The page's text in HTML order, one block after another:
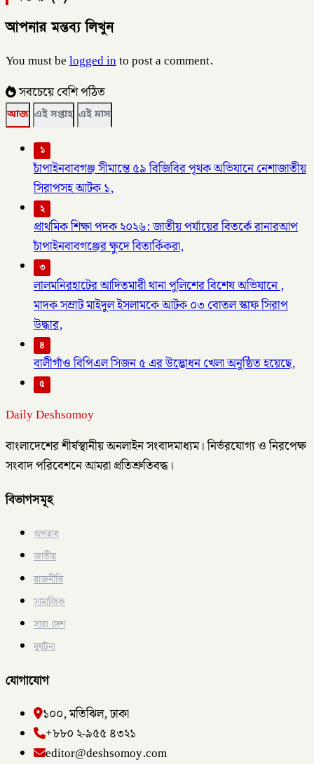
আপনার মন্তব্য লিখুন
You must belogged into post a comment.
সবচেয়ে বেশি পঠিত
আজ এই সপ্তাহ এই মাস
১
চাঁপাইনবাবগঞ্জ সীমান্তে ৫৯ বিজিবির পৃথক অভিযানে নেশাজাতীয়
সিরাপসহ আটক ১,
২
প্রাথমিক শিক্ষা পদক ২০২৬: জাতীয় পর্যায়ের বিতর্কে রানারআপ
চাঁপাইনবাবগঞ্জের ক্ষুদে বিতার্কিকরা,
৩
লালমনিরহাটের আদিতমারী থানা পুলিশের বিশেষ অভিযানে ,
মাদক সম্রাট মাইদুল ইসলামকে আটক ০৩ বোতল স্কাফ সিরাপ
উদ্ধার,
৪
বালীগাঁও বিপিএল সিজন ৫ এর উদ্ভোধন খেলা অনুষ্ঠিত হয়েছে,
৫
Daily Deshsomoy
বাংলাদেশের শীর্ষস্থানীয় অনলাইন সংবাদমাধ্যম। নির্ভরযোগ্য ও নিরপেক্ষ
সংবাদ পরিবেশনে আমরা প্রতিশ্রুতিবদ্ধ।
বিভাগসমূহ
অপরাধ
জাতীয়
রাজনীতি
সামাজিক
সারা দেশ
দুর্ঘটনা
যোগাযোগ
১০০, মতিঝিল, ঢাকা
+৮৮০ ২-৯৫৫ ৪৩২১
editor@deshsomoy.com